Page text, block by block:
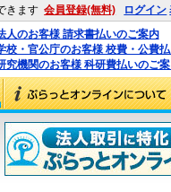
きます 会員登録(無料) ログイン
人のお客様 請求書払いのご案内
校・官公庁のお客様 校費・公費
究機関のお客様 科研費払いのご